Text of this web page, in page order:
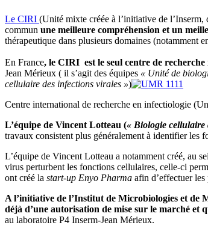
Le CIRI (Unité mixte créée à l’initiative de
commun une meilleure compréhension et un
thérapeutique dans plusieurs domaines (notamment
En France, le CIRI est le seul centre de
Jean Mérieux ( il s’agit des équipes « Unité de
cellulaire des infections virales »)
Centre international de recherche en infectiologie
L’équipe de Vincent Lotteau (« Biologie cellulaire
travaux consistent plus généralement à identifier les
L’équipe de Vincent Lotteau a notamment créé, au
virus perturbent les fonctions cellulaires, celle-ci
ont créé la start-up Enyo Pharma afin d’effectuer
A l’initiative de l’Institut de Microbiologies et de
déjà d’une autorisation de mise sur le marché
au laboratoire P4 Inserm-Jean Mérieux.